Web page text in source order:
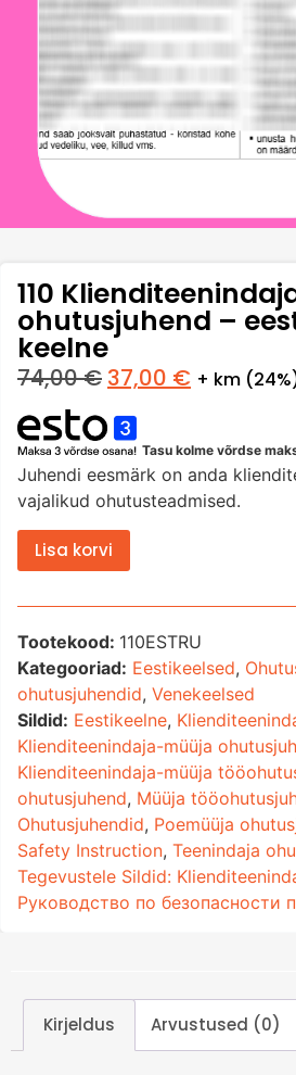
110
ohutusjuhend –
keelne
74,00€ 37,00 € + km
Tasu kolme võrdse
Juhendi eesmärk on anda
vajalikud ohutusteadmised.
Lisa korvi
Tootekood: 110ESTRU
Kategooriad: Eestikeelsed,
ohutusjuhendid, Venekeelsed
Sildid: Eestikeelne,
Klienditeenindaja-müüja
Klienditeenindaja-müüja
ohutusjuhend, Müüja
Ohutusjuhendid, Poemüüja
Safety Instruction, Teenindaja
Tegevustele Sildid:
Руководство по безопасности
Kirjeldus Arvustused (0)